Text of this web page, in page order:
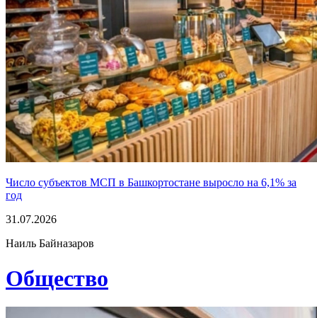
Число субъектов МСП в Башкортостане выросло на 6,1% за
год
31.07.2026
Наиль Байназаров
Общество